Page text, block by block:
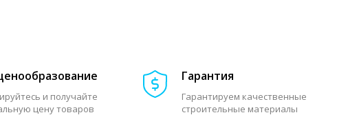
и получайте
цену товаров
Гарантия
Гарантируем качественные
строительные материалы